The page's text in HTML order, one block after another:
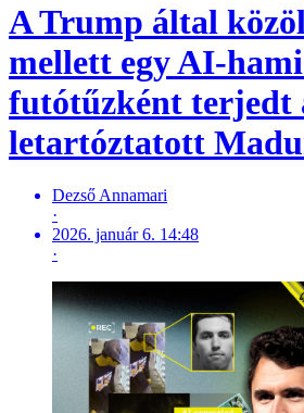
A Trump által
mellett egy AI-
futótűzként terjedt
letartóztatott
Dezső Annamari
·
2026. január 6. 14:48
·